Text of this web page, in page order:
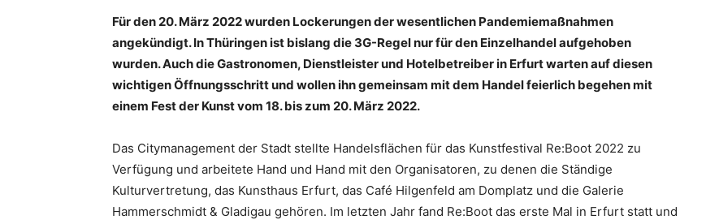
Für den 20. März 2022 wurden Lockerungen der wesentlichen Pandemiemaßnahmen
angekündigt. In Thüringen ist bislang die 3G-Regel nur für den Einzelhandel aufgehoben
wurden. Auch die Gastronomen, Dienstleister und Hotelbetreiber in Erfurt warten auf diesen
wichtigen Öffnungsschritt und wollen ihn gemeinsam mit dem Handel feierlich begehen mit
einem Fest der Kunst vom 18. bis zum 20. März 2022.
Das Citymanagement der Stadt stellte Handelsflächen für das Kunstfestival Re:Boot 2022 zu
Verfügung und arbeitete Hand und Hand mit den Organisatoren, zu denen die Ständige
Kulturvertretung, das Kunsthaus Erfurt, das Café Hilgenfeld am Domplatz und die Galerie
Hammerschmidt & Gladigau gehören. Im letzten Jahr fand Re:Boot das erste Mal in Erfurt statt und